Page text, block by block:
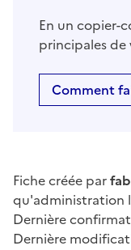
En un copier-
principales
Comment
Fiche créée par
qu'administration
Dernière
Dernière